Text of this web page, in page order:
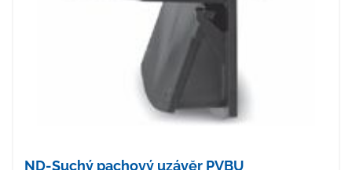
ND-Suchý pachový uzávěr PVBU